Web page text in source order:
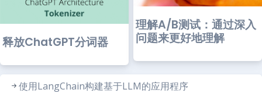
释放ChatGPT分词器
理解A/B测试：通过深入
问题来更好地理解
使用LangChain构建基于LLM的应用程序